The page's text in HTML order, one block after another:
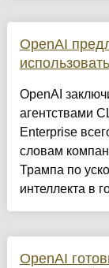
OpenAI
OpenAI
агентствами
Enterprise
словам
Трампа по
интеллекта в
OpenAI